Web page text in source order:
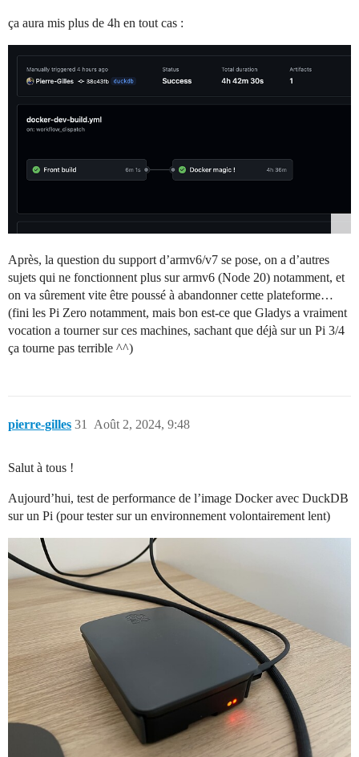
ça aura mis plus de 4h en tout cas :
Après, la question du support d’armv6/v7 se pose, on a d’autres
sujets qui ne fonctionnent plus sur armv6 (Node 20) notamment, et
on va sûrement vite être poussé à abandonner cette plateforme…
(fini les Pi Zero notamment, mais bon est-ce que Gladys a vraiment
vocation a tourner sur ces machines, sachant que déjà sur un Pi 3/4
ça tourne pas terrible ^^)
pierre-gilles Août 2, 2024, 9:48
31
Salut à tous !
Aujourd’hui, test de performance de l’image Docker avec DuckDB
sur un Pi (pour tester sur un environnement volontairement lent)